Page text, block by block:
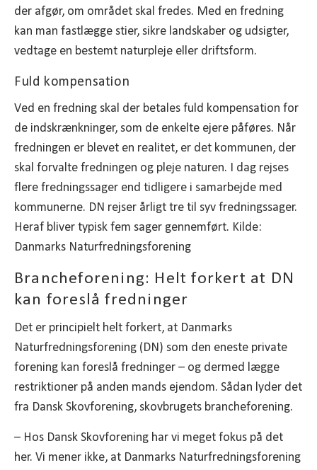
der afgør, om området skal fredes. Med en fredning
kan man fastlægge stier, sikre landskaber og udsigter,
vedtage en bestemt naturpleje eller driftsform.
Fuld kompensation
Ved en fredning skal der betales fuld kompensation for
de indskrænkninger, som de enkelte ejere påføres. Når
fredningen er blevet en realitet, er det kommunen, der
skal forvalte fredningen og pleje naturen. I dag rejses
flere fredningssager end tidligere i samarbejde med
kommunerne. DN rejser årligt tre til syv fredningssager.
Heraf bliver typisk fem sager gennemført. Kilde:
Danmarks Naturfredningsforening
Brancheforening: Helt forkert at DN
kan foreslå fredninger
Det er principielt helt forkert, at Danmarks
Naturfredningsforening (DN) som den eneste private
forening kan foreslå fredninger – og dermed lægge
restriktioner på anden mands ejendom. Sådan lyder det
fra Dansk Skovforening, skovbrugets brancheforening.
– Hos Dansk Skovforening har vi meget fokus på det
her. Vi mener ikke, at Danmarks Naturfredningsforening